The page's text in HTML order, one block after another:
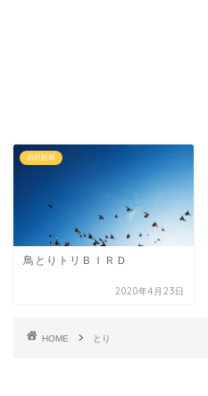
自然観察
鳥とりトリＢＩＲＤ
2020年4月23日
HOME とり